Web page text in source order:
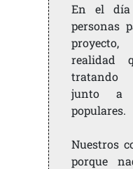
En el
personas
realidad
tratando
junto a
populares.
Nuestros
porque